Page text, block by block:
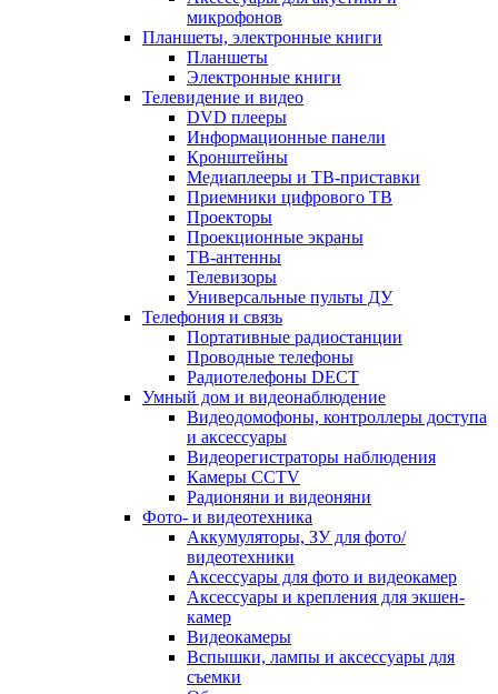
микрофонов
Планшеты, электронные книги
Планшеты
Электронные книги
Телевидение и видео
DVD плееры
Информационные панели
Кронштейны
Медиаплееры и ТВ-приставки
Приемники цифрового ТВ
Проекторы
Проекционные экраны
ТВ-антенны
Телевизоры
Универсальные пульты ДУ
Телефония и связь
Портативные радиостанции
Проводные телефоны
Радиотелефоны DECT
Умный дом и видеонаблюдение
Видеодомофоны, контроллеры доступа
и аксессуары
Видеорегистраторы наблюдения
Камеры CCTV
Радионяни и видеоняни
Фото- и видеотехника
Аккумуляторы, ЗУ для фото/
видеотехники
Аксессуары для фото и видеокамер
Аксессуары и крепления для экшен-
камер
Видеокамеры
Вспышки, лампы и аксессуары для
съемки